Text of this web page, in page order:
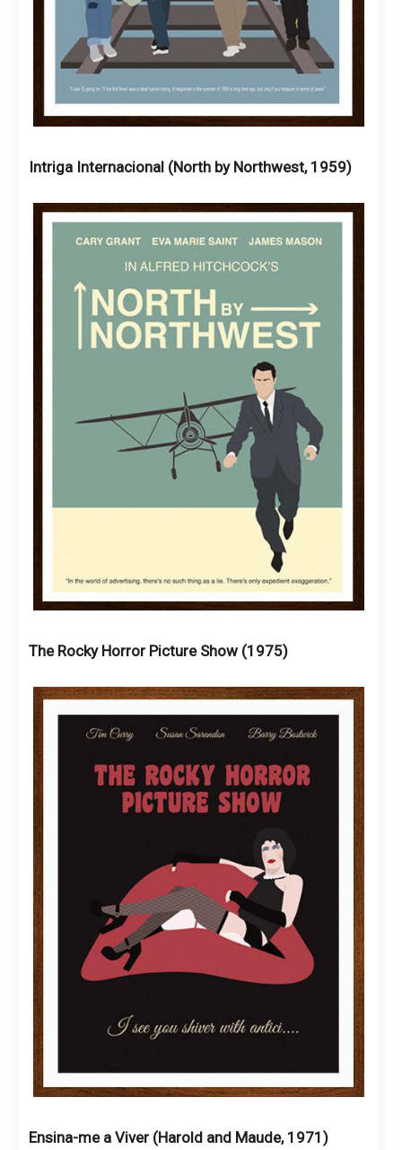
Intriga Internacional (North by Northwest, 1959)
The Rocky Horror Picture Show (1975)
Ensina-me a Viver (Harold and Maude, 1971)